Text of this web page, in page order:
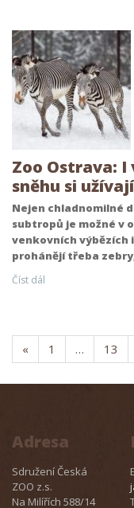
Zoo Ostrava: I
sněhu si
Nejen chladnomilné
subtropů je možné v
venkovních výbězích
prohánějí třeba
Číst dál
« 1 … 13
Adresa
Sdružení Česká
ZOO z.s.
Na Milířích 588/14